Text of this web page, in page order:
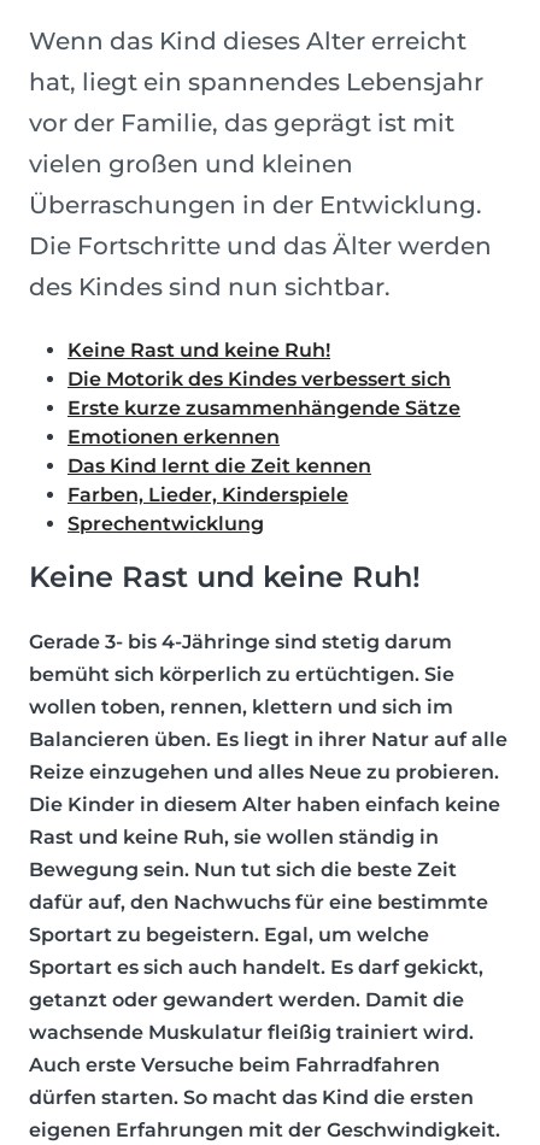
Wenn das Kind dieses Alter erreicht
hat, liegt ein spannendes Lebensjahr
vor der Familie, das geprägt ist mit
vielen großen und kleinen
Überraschungen in der Entwicklung.
Die Fortschritte und das Älter werden
des Kindes sind nun sichtbar.
Keine Rast und keine Ruh!
Die Motorik des Kindes verbessert sich
Erste kurze zusammenhängende Sätze
Emotionen erkennen
Das Kind lernt die Zeit kennen
Farben, Lieder, Kinderspiele
Sprechentwicklung
Keine Rast und keine Ruh!
Gerade 3- bis 4-Jähringe sind stetig darum
bemüht sich körperlich zu ertüchtigen. Sie
wollen toben, rennen, klettern und sich im
Balancieren üben. Es liegt in ihrer Natur auf alle
Reize einzugehen und alles Neue zu probieren.
Die Kinder in diesem Alter haben einfach keine
Rast und keine Ruh, sie wollen ständig in
Bewegung sein. Nun tut sich die beste Zeit
dafür auf, den Nachwuchs für eine bestimmte
Sportart zu begeistern. Egal, um welche
Sportart es sich auch handelt. Es darf gekickt,
getanzt oder gewandert werden. Damit die
wachsende Muskulatur fleißig trainiert wird.
Auch erste Versuche beim Fahrradfahren
dürfen starten. So macht das Kind die ersten
eigenen Erfahrungen mit der Geschwindigkeit.